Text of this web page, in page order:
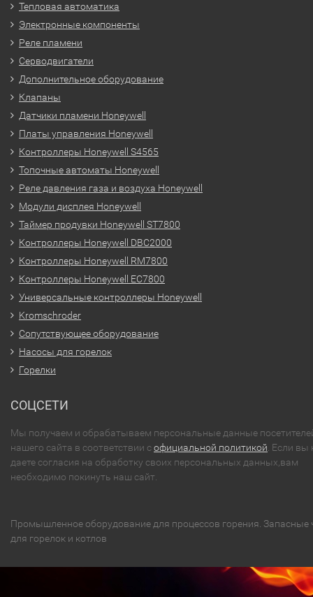
Тепловая автоматика
Электронные компоненты
Реле пламени
Серводвигатели
Дополнительное оборудование
Клапаны
Датчики пламени Honeywell
Платы управления Honeywell
Контроллеры Honeywell S4565
Топочные автоматы Honeywell
Реле давления газа и воздуха Honeywell
Модули дисплея Honeywell
Таймер продувки Honeywell ST7800
Контроллеры Honeywell DBC2000
Контроллеры Honeywell RM7800
Контроллеры Honeywell EC7800
Универсальные контроллеры Honeywell
Kromschroder
Сопутствующее оборудование
Насосы для горелок
Горелки
СОЦСЕТИ
Мы получаем и обрабатываем персональные данные
нашего сайта в соответствии софициальной политикой . Если вы
даете согласия на обработку своих персональных данных,вам
необходимо покинуть наш сайт.
Промышленное оборудование для процессов горения. Запасные
для горелок и котлов